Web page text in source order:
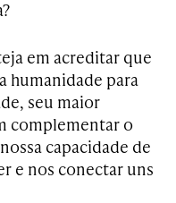
em acreditar que
humanidade para
seu maior
complementar o
capacidade de
e nos conectar uns